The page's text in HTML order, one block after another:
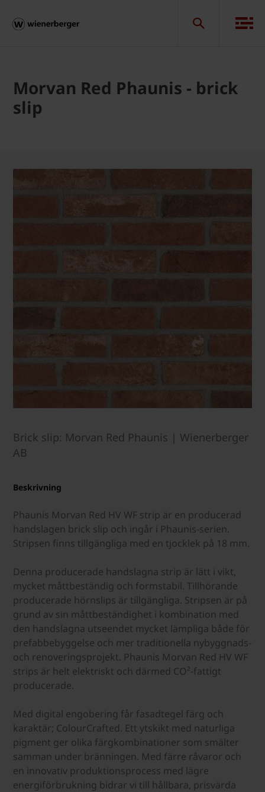
Morvan Red Phaunis - brick
slip
Brick slip: Morvan Red Phaunis | Wienerberger
AB
Beskrivning
Phaunis Morvan Red HV WF strip är en producerad
handslagen brick slip och ingår i Phaunis-serien.
Stripsen finns tillgängliga med en tjocklek på 18 mm.
Denna producerade handslagna strip är lätt i vikt,
mycket måttbeständig och formstabil. Tillhörande
producerade hörnslips är tillgängliga. Stripsen är på
grund av sin måttbeständighet i kombination med
den handslagna utseendet mycket lämpliga både för
prefabbebyggelse och mer traditionella nybyggnads-
och renoveringsprojekt. Phaunis Morvan Red HV WF
strips är helt elektriskt och därmed CO²-fattigt
producerade.
Med digital engobering får fasadtegel färg och
karaktär; ColourCrafted. Ett ytskikt med naturliga
pigment ger olika färgkombinationer som smälter
samman under bränningen. Med färre råvaror och
en innovativ produktionsprocess med lägre
energiförbrukning bidrar vi till hållbara, prisvärda